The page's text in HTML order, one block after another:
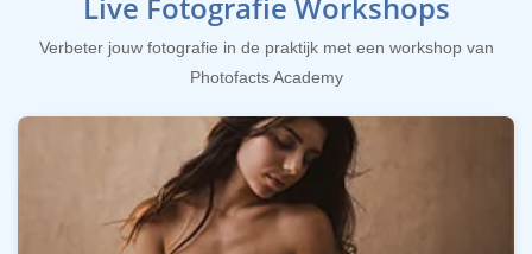
Verbeter jouw fotografie in de praktijk met een workshop van
Photofacts Academy